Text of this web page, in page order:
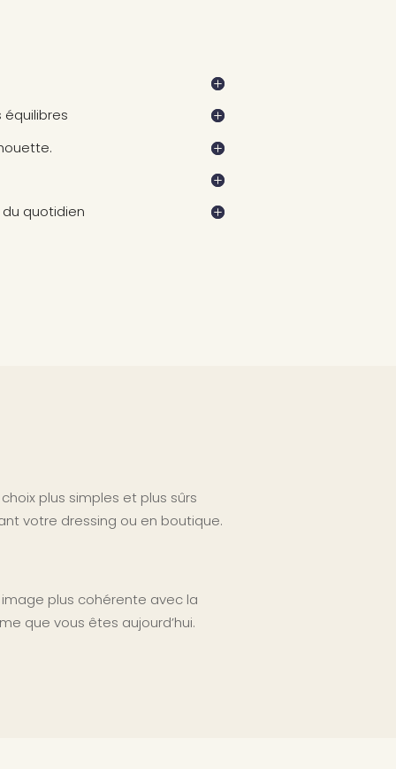
quotidien
plus simples et plus sûrs
votre dressing ou en boutique.
image plus cohérente avec la
que vous êtes aujourd’hui.